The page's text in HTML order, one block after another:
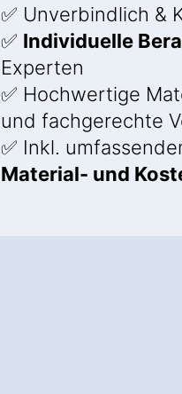
✅ Unverbindlich &
✅ Individuelle
Experten
✅ Hochwertige
und fachgerechte
✅ Inkl.
Material- und